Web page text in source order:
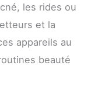
les rides ou
et la
appareils au
beauté